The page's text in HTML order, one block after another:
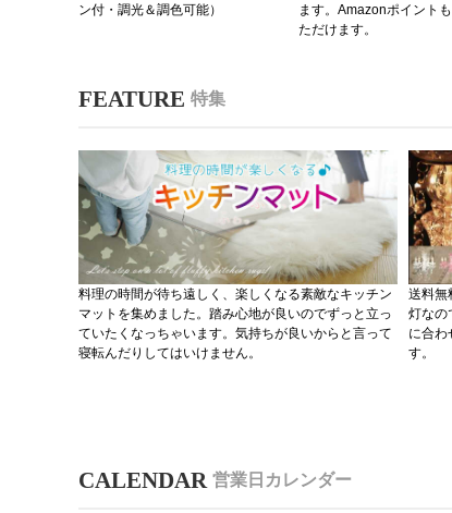
ン付・調光＆調色可能）
ます。Amazonポイント
ただけます。
特集
料理の時間が待ち遠しく、楽しくなる素敵なキッチン
マットを集めました。踏み心地が良いのでずっと立っ
ていたくなっちゃいます。気持ちが良いからと言って
寝転んだりしてはいけません。
送料無
灯なの
に合わ
す。
営業日カレンダー